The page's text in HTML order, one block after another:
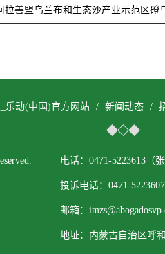
拉善盟乌兰布和生态沙产业示范区磴
乐动(中国)官方网站 / 新闻动态 /
电话：0471-5223613（张
投诉电话：0471-
邮箱：
地址：内蒙古自治区呼